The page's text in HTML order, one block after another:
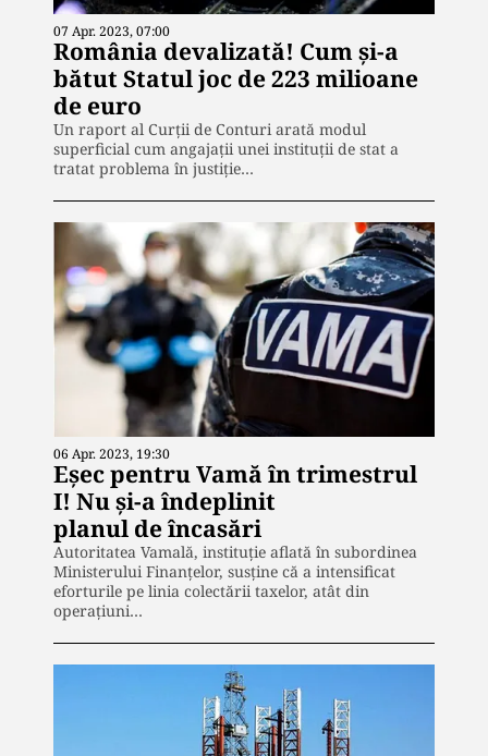
07 Apr. 2023, 07:00
România devalizată! Cum și-a
bătut Statul joc de 223 milioane
de euro
Un raport al Curții de Conturi arată modul
superficial cum angajații unei instituții de stat a
tratat problema în justiție…
06 Apr. 2023, 19:30
Eșec pentru Vamă în trimestrul
I! Nu și-a îndeplinit
planul de încasări
Autoritatea Vamală, instituție aflată în subordinea
Ministerului Finanțelor, susține că a intensificat
eforturile pe linia colectării taxelor, atât din
operațiuni…